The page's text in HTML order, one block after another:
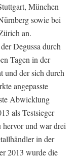
München
sowie bei
an.
Degussa durch
Tagen in der
und der sich durch
angepasste
Abwicklung
als Testsieger
und war drei
in der
2013 wurde die